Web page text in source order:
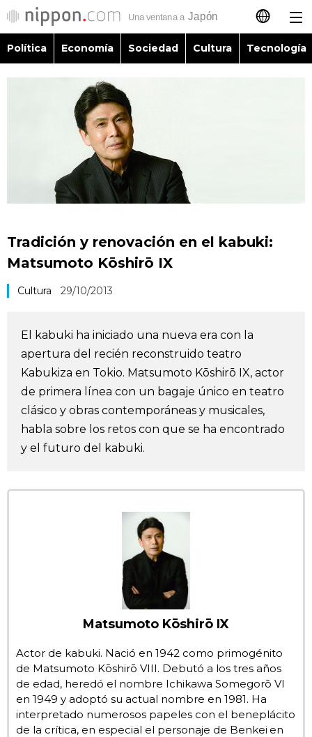
日本語
Economía
Tecnología
Vida
Guía de Japón
Vídeos e imágenes
En profundidad
Más
Fragmentos de Japón
Gente
Blog
Tokio
official SNS
Política Economía Sociedad Cultura Tecnología
Tradición y renovación en el kabuki:
Matsumoto Kōshirō IX
Cultura 29/10/2013
El kabuki ha iniciado una nueva era con la
apertura del recién reconstruido teatro
Kabukiza en Tokio. Matsumoto Kōshirō IX, actor
de primera línea con un bagaje único en teatro
clásico y obras contemporáneas y musicales,
habla sobre los retos con que se ha encontrado
y el futuro del kabuki.
Matsumoto Kōshirō IX
Actor de kabuki. Nació en 1942 como primogénito
de Matsumoto Kōshirō VIII. Debutó a los tres años
de edad, heredó el nombre Ichikawa Somegorō VI
en 1949 y adoptó su actual nombre en 1981. Ha
interpretado numerosos papeles con el beneplácito
de la crítica, en especial el personaje de Benkei en